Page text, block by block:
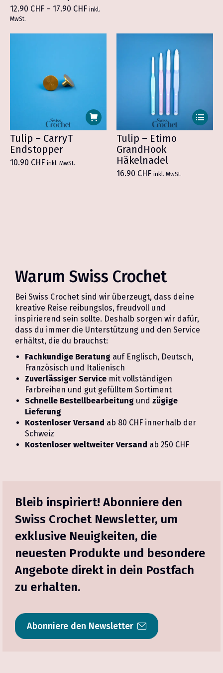
Die
12.90 CHF – 17.90 CHFPreisspanne:
17.90 CHF
inkl.
MwSt.
Tulip – CarryT
Endstopper
10.90 CHF inkl. MwSt.
Dieses
Produkt
Tulip – Etimo
GrandHook
Häkelnadel
16.90 CHF inkl. MwSt.
Warum Swiss Crochet
Bei Swiss Crochet sind wir überzeugt, dass deine
kreative Reise reibungslos, freudvoll und
inspirierend sein sollte. Deshalb sorgen wir dafür,
dass du immer die Unterstützung und den Service
erhältst, die du brauchst:
Fachkundige Beratung auf Englisch, Deutsch,
Französisch und Italienisch
Zuverlässiger Service mit vollständigen
Farbreihen und gut gefülltem Sortiment
Schnelle Bestellbearbeitung und zügige
Lieferung
Kostenloser Versand ab 80 CHF innerhalb der
Schweiz
Kostenloser weltweiter Versand ab 250 CHF
Bleib inspiriert! Abonniere den
Swiss Crochet Newsletter, um
exklusive Neuigkeiten, die
neuesten Produkte und besondere
Angebote direkt in dein Postfach
zu erhalten.
Abonniere den Newsletter